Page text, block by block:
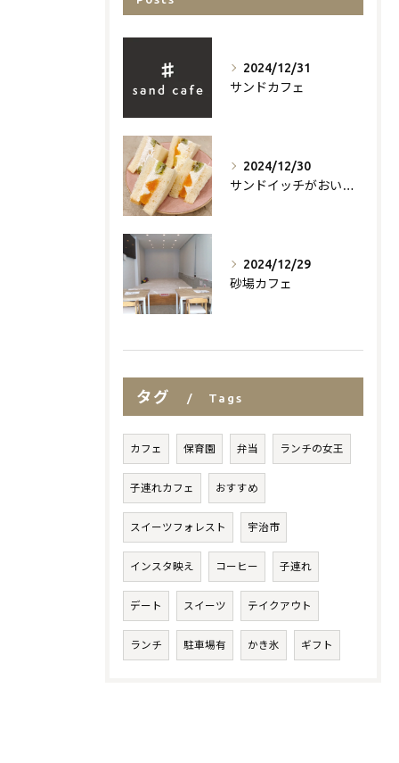
2024/12/31
サンドカフェ
2024/12/30
サンドイッチがおいしいお店
2024/12/29
砂場カフェ
タグ Tags
カフェ 保育園 弁当 ランチの女王
子連れカフェ おすすめ
スイーツフォレスト 宇治市
インスタ映え コーヒー 子連れ
デート スイーツ テイクアウト
ランチ 駐車場有 かき氷 ギフト